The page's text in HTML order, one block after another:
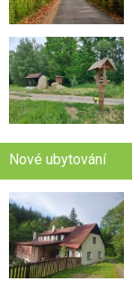
Nové ubytování